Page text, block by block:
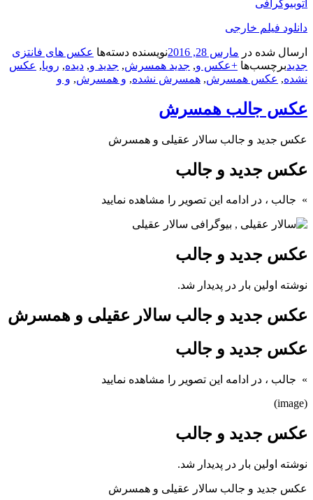
اتوبیوگرافی
دانلود فیلم خارجی
ارسال شده در مارس 28, 2016 نویسنده دسته‌ها عکس های فانتزی
جدیدبرچسب‌ها +عکس و, جدید همسرش, جدید و, دیده, رویا, عکس
نشده, عکس همسرش, همسرش نشده, و همسرش, و و
عکس جالب همسرش
عکس جدید و جالب سالار عقیلی و همسرش
عکس جدید و جالب
» جالب ، در ادامه این تصویر را مشاهده نمایید
عکس جدید و جالب
نوشته اولین بار در پدیدار شد.
عکس جدید و جالب سالار عقیلی و همسرش
عکس جدید و جالب
» جالب ، در ادامه این تصویر را مشاهده نمایید
(image)
عکس جدید و جالب
نوشته اولین بار در پدیدار شد.
عکس جدید و جالب سالار عقیلی و همسرش